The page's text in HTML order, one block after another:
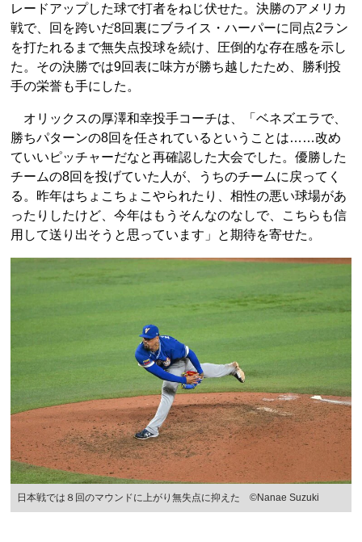
レードアップした球で打者をねじ伏せた。決勝のアメリカ
戦で、回を跨いだ8回裏にブライス・ハーパーに同点2ラン
を打たれるまで無失点投球を続け、圧倒的な存在感を示し
た。その決勝では9回表に味方が勝ち越したため、勝利投
手の栄誉も手にした。
オリックスの厚澤和幸投手コーチは、「ベネズエラで、
勝ちパターンの8回を任されているということは……改め
ていいピッチャーだなと再確認した大会でした。優勝した
チームの8回を投げていた人が、うちのチームに戻ってく
る。昨年はちょこちょこやられたり、相性の悪い球場があ
ったりしたけど、今年はもうそんなのなしで、こちらも信
用して送り出そうと思っています」と期待を寄せた。
日本戦では８回のマウンドに上がり無失点に抑えた ©Nanae Suzuki